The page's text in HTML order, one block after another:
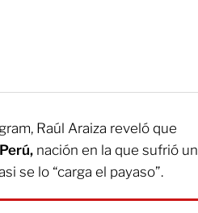
Raúl Araiza reveló que
nación en la que sufrió un
se lo “carga el payaso”.